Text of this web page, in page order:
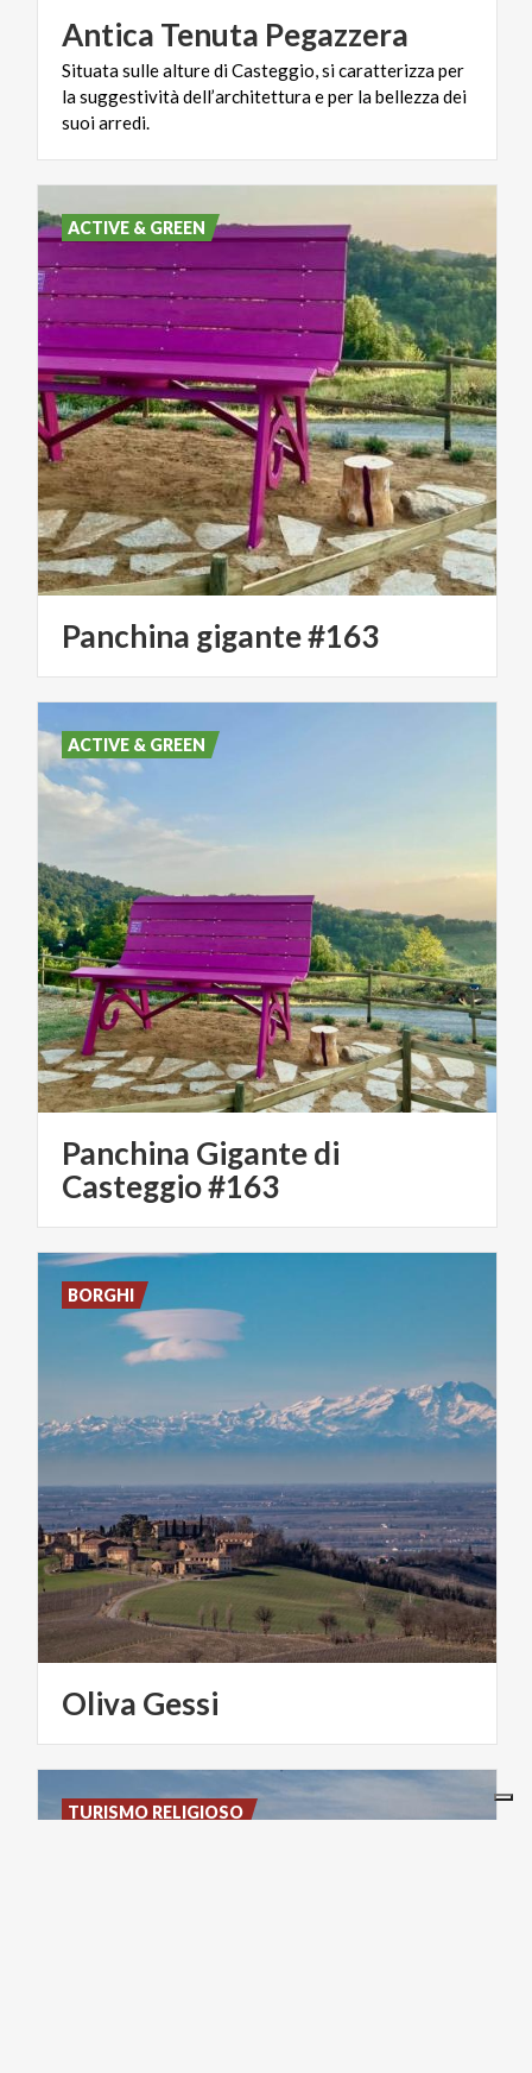
Antica Tenuta Pegazzera
Situata sulle alture di Casteggio, si caratterizza per
la suggestività dell’architettura e per la bellezza dei
suoi arredi.
Panchina gigante#163
ACTIVE & GREEN
Panchina Gigante di
Casteggio #163
ACTIVE & GREEN
Oliva Gessi
BORGHI
TURISMO RELIGIOSO